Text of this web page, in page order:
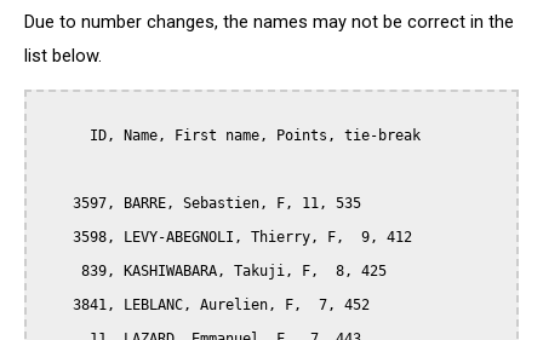
Due to number changes, the names may not be correct in the
list below.